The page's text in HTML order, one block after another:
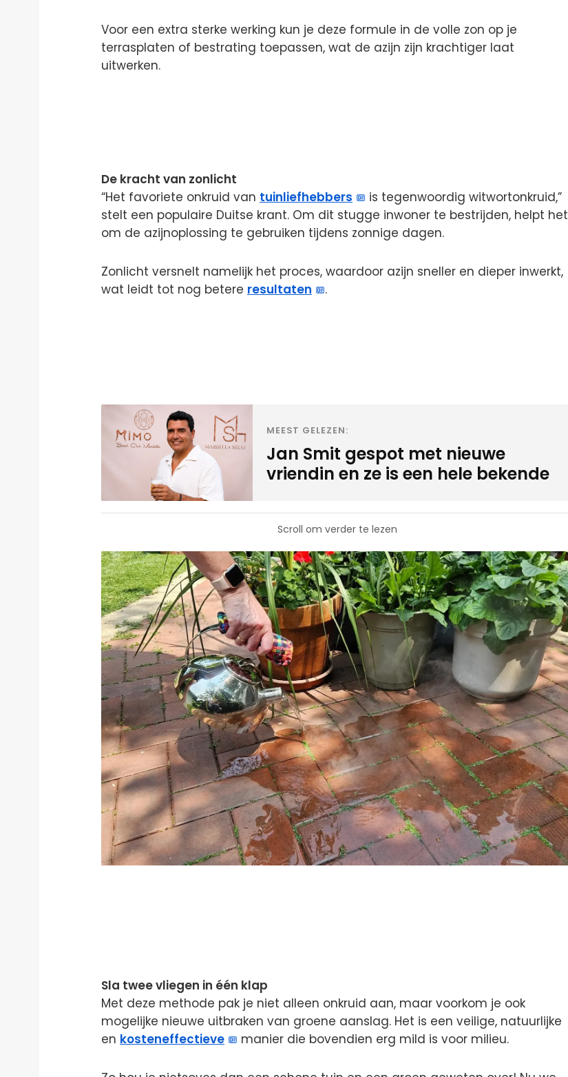
Voor een extra sterke werking kun je deze formule in de volle zon op je
terrasplaten of bestrating toepassen, wat de azijn zijn krachtiger laat
uitwerken.
De kracht van zonlicht
“Het favoriete onkruid van tuinliefhebbers
is tegenwoordig witwortonkruid,”
stelt een populaire Duitse krant. Om dit stugge inwoner te bestrijden, helpt het
om de azijnoplossing te gebruiken tijdens zonnige dagen.
Zonlicht versnelt namelijk het proces, waardoor azijn sneller en dieper inwerkt,
wat leidt tot nog betere resultaten .
MEEST GELEZEN:
Jan Smit gespot met nieuwe
vriendin en ze is een hele bekende
Scroll om verder te lezen
Sla twee vliegen in één klap
Met deze methode pak je niet alleen onkruid aan, maar voorkom je ook
mogelijke nieuwe uitbraken van groene aanslag. Het is een veilige, natuurlijke
en kosteneffectieve manier die bovendien erg mild is voor milieu.